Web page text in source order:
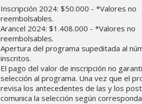
Inscripción 2024: $50.000 - *Valores no
reembolsables.
Arancel 2024: $1.408.000 - *Valores no
reembolsables.
Apertura del programa supeditada al
inscritos.
El pago del valor de inscripción no
selección al programa. Una vez que el
revisa los antecedentes de las y los
comunica la selección según